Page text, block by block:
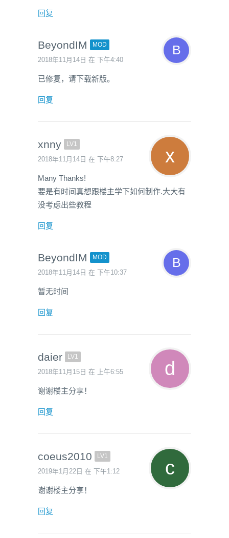
回复
BeyondIM MOD
2018年11月14日 在 下午4:40
已修复，请下载新版。
回复
xnny LV1
2018年11月14日 在 下午8:27
Many Thanks!
要是有时间真想跟楼主学下如何制作.大大有
没考虑出些教程
回复
BeyondIM MOD
2018年11月14日 在 下午10:37
暂无时间
回复
daier LV1
2018年11月15日 在 上午6:55
谢谢楼主分享！
回复
coeus2010 LV1
2019年1月22日 在 下午1:12
谢谢楼主分享！
回复